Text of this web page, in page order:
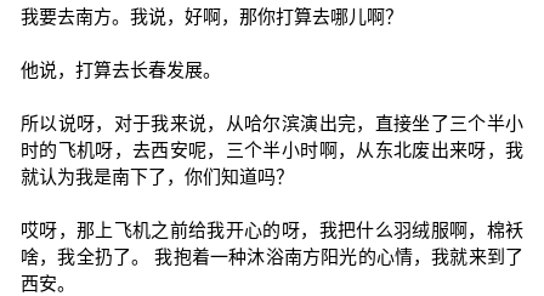
我要去南方。我说，好啊，那你打算去哪儿啊？
他说，打算去长春发展。
所以说呀，对于我来说，从哈尔滨演出完，直接坐了三个半小
时的飞机呀，去西安呢，三个半小时啊，从东北废出来呀，我
就认为我是南下了，你们知道吗？
哎呀，那上飞机之前给我开心的呀，我把什么羽绒服啊，棉袄
啥，我全扔了。 我抱着一种沐浴南方阳光的心情，我就来到了
西安。